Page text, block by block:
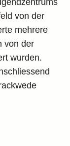
von der
mehrere
von der
wurden.